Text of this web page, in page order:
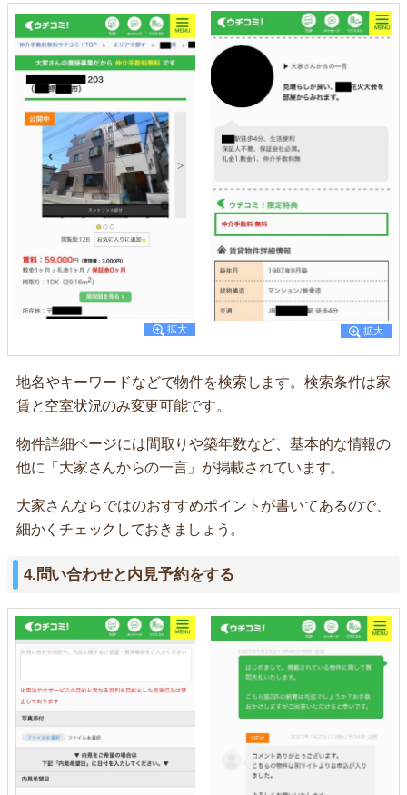
地名やキーワードなどで物件を検索します。検索条件は家
賃と空室状況のみ変更可能です。
物件詳細ページには間取りや築年数など、基本的な情報の
他に「大家さんからの一言」が掲載されています。
大家さんならではのおすすめポイントが書いてあるので、
細かくチェックしておきましょう。
4.問い合わせと内見予約をする